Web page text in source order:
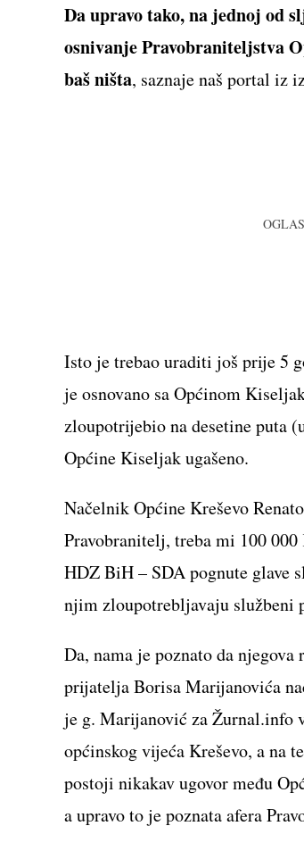
Da upravo tako, na jednoj od
osnivanje Pravobraniteljstva
baš ništa, saznaje naš portal iz
OGLAS
Isto je trebao uraditi još prije 5
je osnovano sa Općinom
zloupotrijebio na desetine puta
Općine Kiseljak ugašeno.
Načelnik Općine Kreševo
Pravobranitelj, treba mi 100
HDZ BiH – SDA pognute glave
njim zloupotrebljavaju službeni
Da, nama je poznato da
prijatelja Borisa Marijanovića
je g. Marijanović za Žurnal.info
općinskog vijeća Kreševo, a na
postoji nikakav ugovor među
a upravo to je poznata afera